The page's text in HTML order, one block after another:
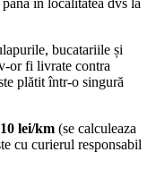
bucatariile și
or fi livrate contra
plătit într-o singură
10 lei/km (se calculeaza
cu curierul responsabil